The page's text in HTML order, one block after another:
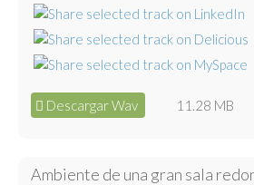
Descargar Wav 11.28 MB
Ambiente de una gran sala